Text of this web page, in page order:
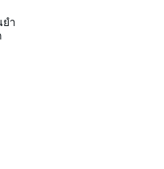
ำ